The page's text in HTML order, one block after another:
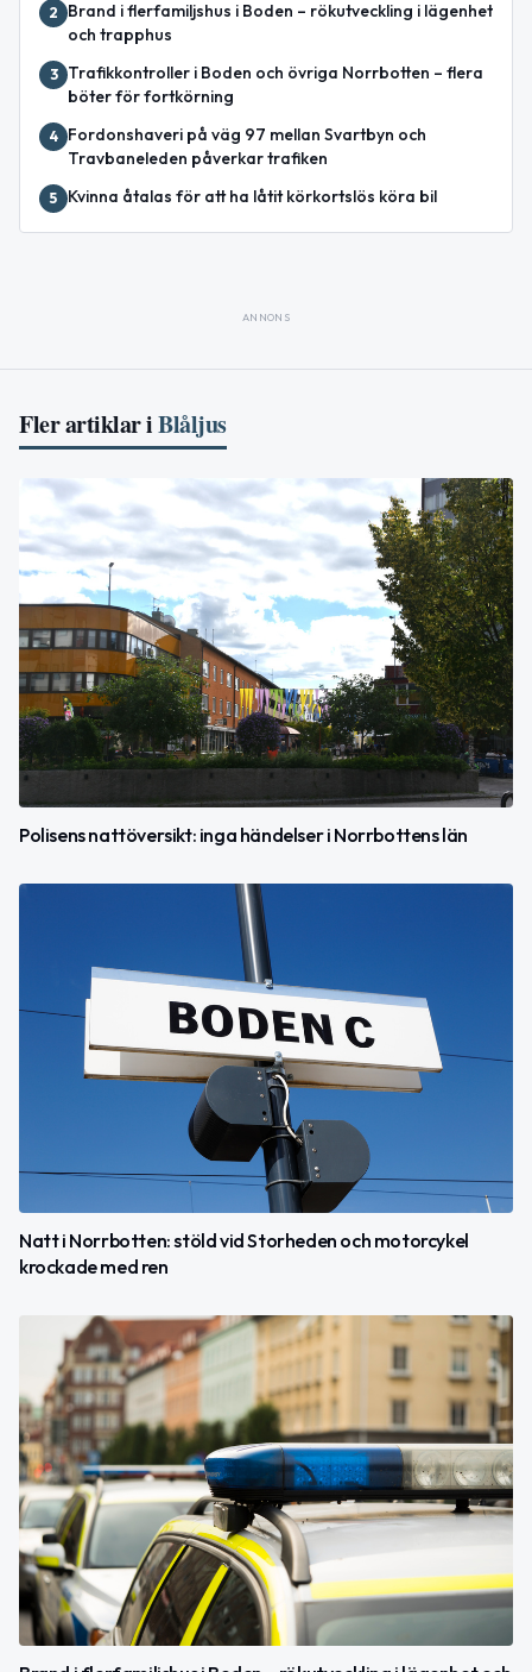
2
Brand i flerfamiljshus i Boden – rökutveckling i lägenhet
och trapphus
3
Trafikkontroller i Boden och övriga Norrbotten – flera
böter för fortkörning
4
Fordonshaveri på väg 97 mellan Svartbyn och
Travbaneleden påverkar trafiken
5 Kvinna åtalas för att ha låtit körkortslös köra bil
ANNONS
Fler artiklar iBlåljus
Polisens nattöversikt: inga händelser i Norrbottens län
Natt i Norrbotten: stöld vid Storheden och motorcykel
krockade med ren